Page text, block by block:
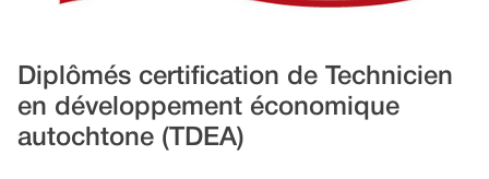
Diplômés certification de Technicien
en développement économique
autochtone (TDEA)